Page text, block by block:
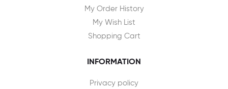
My Order History
My Wish List
Shopping Cart
INFORMATION
Privacy policy